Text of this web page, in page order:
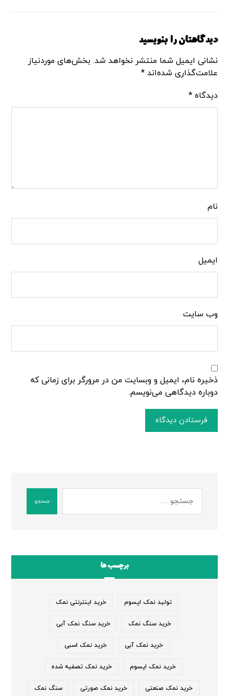
دیدگاهتان را بنویسید
نشانی ایمیل شما منتشر نخواهد شد. بخش‌های موردنیاز
علامت‌گذاری شده‌اند*
دیدگاه*
نام
ایمیل
وب‌ سایت
ذخیره نام، ایمیل و وبسایت من در مرورگر برای زمانی که
دوباره دیدگاهی می‌نویسم.
فرستادن دیدگاه
جستجو
برچسب ها
تولید نمک اپسوم خرید اینترنتی نمک
خرید سنگ نمک خرید سنگ نمک آبی
خرید نمک آبی خرید نمک اسبی
خرید نمک اپسوم خرید نمک تصفیه شده
خرید نمک صنعتی خرید نمک صورتی سنگ نمک